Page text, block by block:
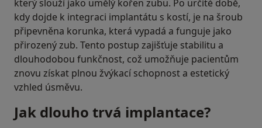
který slouží jako umělý kořen zubu. Po určité době,
kdy dojde k integraci implantátu s kostí, je na šroub
připevněna korunka, která vypadá a funguje jako
přirozený zub. Tento postup zajišťuje stabilitu a
dlouhodobou funkčnost, což umožňuje pacientům
znovu získat plnou žvýkací schopnost a estetický
vzhled úsměvu.
Jak dlouho trvá implantace?